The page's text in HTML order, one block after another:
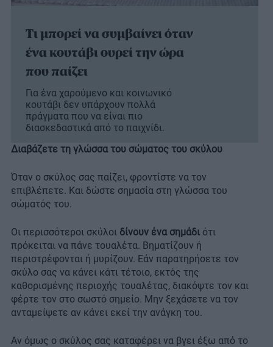
Τι μπορεί να συμβαίνει όταν
ένα κουτάβι ουρεί την ώρα
που παίζει
Για ένα χαρούμενο και κοινωνικό
κουτάβι δεν υπάρχουν πολλά
πράγματα που να είναι πιο
διασκεδαστικά από το παιχνίδι.
Διαβάζετε τη γλώσσα του σώματος του σκύλου
Όταν ο σκύλος σας παίζει, φροντίστε να τον
επιβλέπετε. Και δώστε σημασία στη γλώσσα του
σώματός του.
Οι περισσότεροι σκύλοι δίνουν ένα σημάδι ότι
πρόκειται να πάνε τουαλέτα. Βηματίζουν ή
περιστρέφονται ή μυρίζουν. Εάν παρατηρήσετε τον
σκύλο σας να κάνει κάτι τέτοιο, εκτός της
καθορισμένης περιοχής τουαλέτας, διακόψτε τον και
φέρτε τον στο σωστό σημείο. Μην ξεχάσετε να τον
ανταμείψετε αν κάνει εκεί την ανάγκη του.
Αν όμως ο σκύλος σας καταφέρει να βγει έξω από το